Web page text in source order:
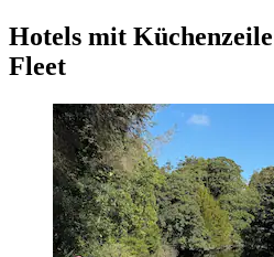
Hotels mit
Fleet